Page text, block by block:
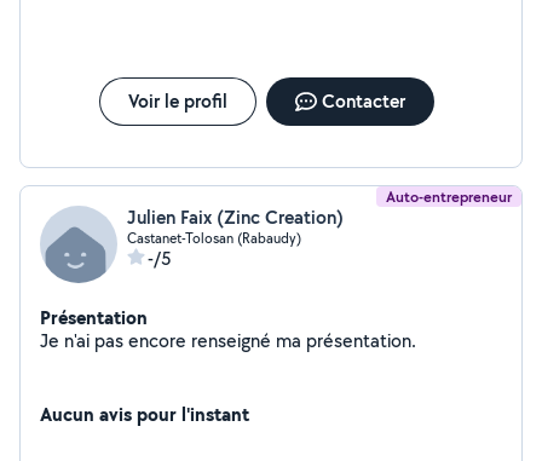
Voir le profil Contacter
Auto-entrepreneur
Julien Faix (Zinc Creation)
Castanet-Tolosan (Rabaudy)
-/5
Présentation
Je n'ai pas encore renseigné ma présentation.
Aucun avis pour l'instant